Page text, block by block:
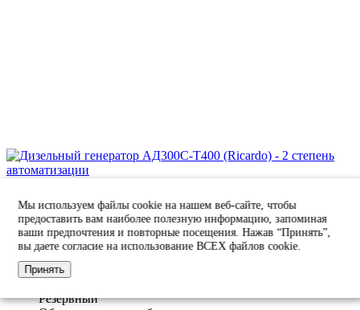
автоматизации
Мощность номинальная
300 кВт / 375 кВА
Мощность максимальная
330 кВт / 412 кВА
Резервный
Мы используем файлы cookie на нашем веб-сайте, чтобы
предоставить вам наиболее полезную информацию, запоминая
ваши предпочтения и повторные посещения. Нажав “Принять”,
вы даете согласие на использование ВСЕХ файлов cookie.
Принять